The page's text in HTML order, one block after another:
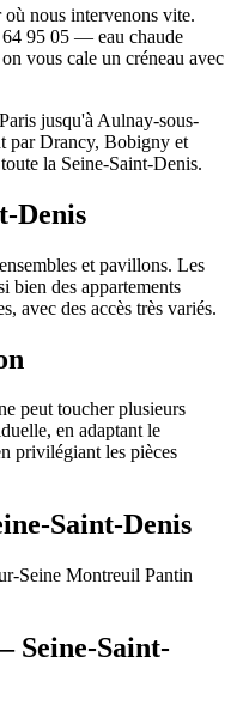
où nous intervenons vite.
95 05 — eau chaude
vous cale un créneau avec
jusqu'à Aulnay-sous-
par Drancy, Bobigny et
la Seine-Saint-Denis.
Denis
et pavillons. Les
bien des appartements
avec des accès très variés.
peut toucher plusieurs
en adaptant le
privilégiant les pièces
Saint-Denis
Seine Montreuil Pantin
Seine-Saint-